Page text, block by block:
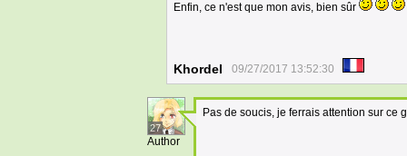
Enfin, ce n'est que mon avis, bien sûr
Khordel 09/27/2017 13:52:30
27
Author
Pas de soucis, je ferrais attention sur ce